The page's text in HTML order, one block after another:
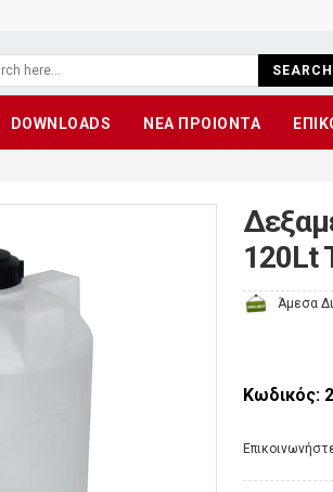
SEARCH
DOWNLOADS ΝΕΑ ΠΡΟΙΟΝΤΑ
120Lt
Άμεσα
Κωδικός: